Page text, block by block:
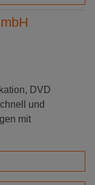
DVD
und
mit